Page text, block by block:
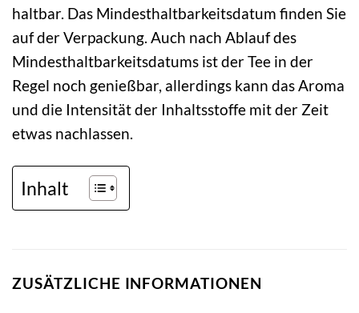
haltbar. Das Mindesthaltbarkeitsdatum finden Sie
auf der Verpackung. Auch nach Ablauf des
Mindesthaltbarkeitsdatums ist der Tee in der
Regel noch genießbar, allerdings kann das Aroma
und die Intensität der Inhaltsstoffe mit der Zeit
etwas nachlassen.
Inhalt
ZUSÄTZLICHE INFORMATIONEN